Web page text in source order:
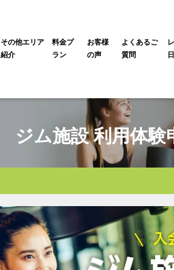
その他エリア
紹介
料金プ
ラン
お客様
の声
よくあるご
質問
ジム施設 利用体験